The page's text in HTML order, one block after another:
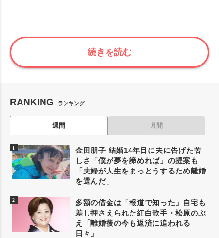
続きを読む
RANKING ランキング
週間 月間
金田朋子 結婚14年目に夫に告げた苦
しさ「僕が夢を諦めれば」の提案も
「夫婦が人生をまっとうするため離婚
を選んだ」
多額の借金は「報道で知った」自宅も
差し押さえられた紅白歌手・松原のぶ
え「離婚後の今も返済に追われる
日々」